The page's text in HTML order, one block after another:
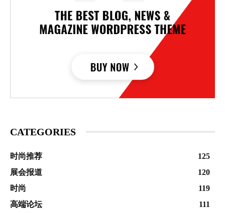
CATEGORIES
时尚推荐
125
展会报道
120
时尚
119
高端论坛
111